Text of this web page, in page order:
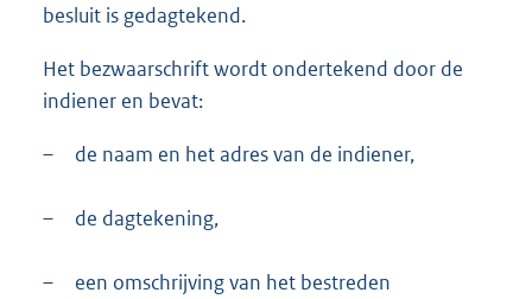
besluit is gedagtekend.
Het bezwaarschrift wordt ondertekend door de
indiener en bevat:
– de naam en het adres van de indiener,
– de dagtekening,
–
een omschrijving van het bestreden